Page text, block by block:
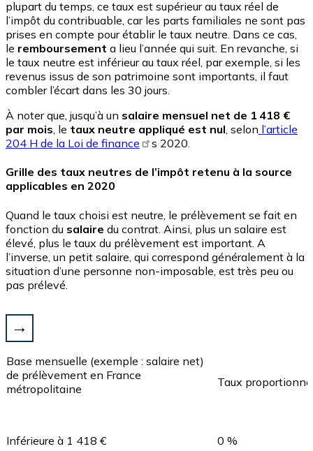
plupart du temps, ce taux est supérieur au taux réel de
l’impôt du contribuable, car les parts familiales ne sont pas
prises en compte pour établir le taux neutre. Dans ce cas,
le remboursement a lieu l’année qui suit. En revanche, si
le taux neutre est inférieur au taux réel, par exemple, si les
revenus issus de son patrimoine sont importants, il faut
combler l’écart dans les 30 jours.
À noter que, jusqu’à un salaire mensuel net de 1 418 €
par mois, le taux neutre appliqué est nul, selon l’article
204 H de la Loi de finance
s 2020.
Grille des taux neutres de l’impôt retenu à la source
applicables en 2020
Quand le taux choisi est neutre, le prélèvement se fait en
fonction du salaire du contrat. Ainsi, plus un salaire est
élevé, plus le taux du prélèvement est important. A
l’inverse, un petit salaire, qui correspond généralement à la
situation d’une personne non-imposable, est très peu ou
pas prélevé.
Base mensuelle (exemple : salaire net)
de prélèvement en France
métropolitaine
Taux
Inférieure à 1 418 € 0 %